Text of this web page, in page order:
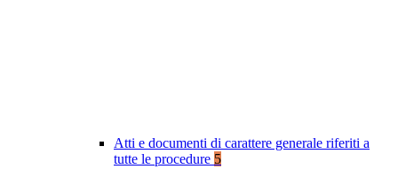
Atti e documenti di carattere generale riferiti a
tutte le procedure 5